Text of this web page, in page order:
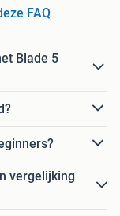
FAQ
Blade 5
vergelijking